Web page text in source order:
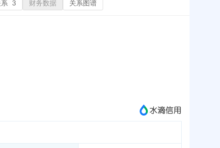
商标信息
成为vip查看
3 财务数据 关系图谱